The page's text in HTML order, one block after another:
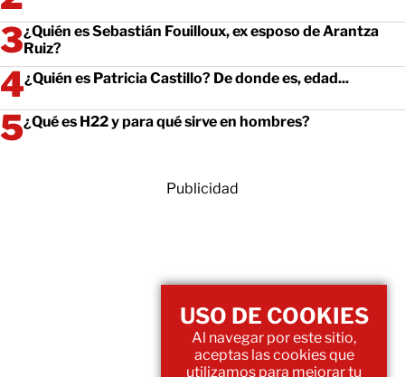
¿Quién es Sebastián Fouilloux, ex esposo de Arantza
Ruiz?
¿Quién es Patricia Castillo? De donde es, edad...
¿Qué es H22 y para qué sirve en hombres?
Publicidad
USO DE COOKIES
Al navegar por este sitio,
aceptas las cookies que
utilizamos para mejorar tu